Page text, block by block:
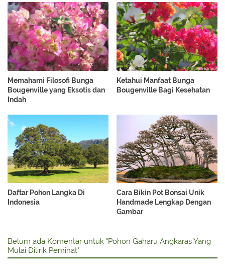
Memahami Filosofi Bunga
Bougenville yang Eksotis dan
Indah
Ketahui Manfaat Bunga
Bougenville Bagi Kesehatan
Daftar Pohon Langka Di
Indonesia
Cara Bikin Pot Bonsai Unik
Handmade Lengkap Dengan
Gambar
Belum ada Komentar untuk "Pohon Gaharu Angkaras Yang
Mulai Dilirik Peminat"